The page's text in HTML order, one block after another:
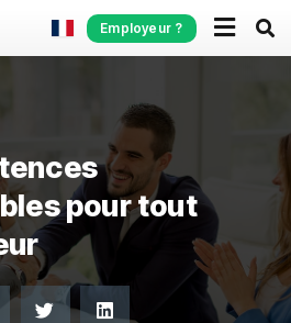
Employeur ?
pour tout